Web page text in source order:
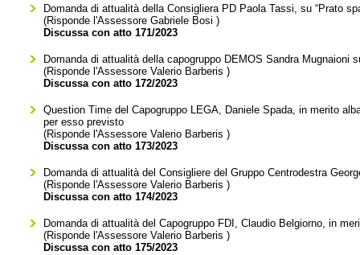
Domanda di attualità della Consigliera PD Paola Tassi, su “Prato
(Risponde l'AssessoreGabriele Bosi )
Discussa con atto 171/2023
Domanda di attualità della capogruppo DEMOS Sandra Mugnaioni
(Risponde l'AssessoreValerio Barberis )
Discussa con atto 172/2023
Question Time del Capogruppo LEGA, Daniele Spada, in merito
per esso previsto
(Risponde l'AssessoreValerio Barberis )
Discussa con atto 173/2023
Domanda di attualità del Consigliere del Gruppo Centrodestra
(Risponde l'AssessoreValerio Barberis )
Discussa con atto 174/2023
Domanda di attualità del Capogruppo FDI, Claudio Belgiorno, in
(Risponde l'AssessoreValerio Barberis )
Discussa con atto 175/2023